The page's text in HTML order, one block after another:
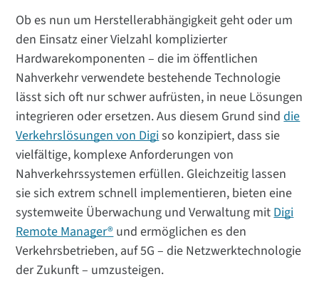
Ob es nun um Herstellerabhängigkeit geht oder um
den Einsatz einer Vielzahl komplizierter
Hardwarekomponenten – die im öffentlichen
Nahverkehr verwendete bestehende Technologie
lässt sich oft nur schwer aufrüsten, in neue Lösungen
integrieren oder ersetzen. Aus diesem Grund sinddie
Verkehrslösungen von Digiso konzipiert, dass sie
vielfältige, komplexe Anforderungen von
Nahverkehrssystemen erfüllen. Gleichzeitig lassen
sie sich extrem schnell implementieren, bieten eine
systemweite Überwachung und Verwaltung mitDigi
Remote Manager®und ermöglichen es den
Verkehrsbetrieben, auf 5G – die Netzwerktechnologie
der Zukunft – umzusteigen.